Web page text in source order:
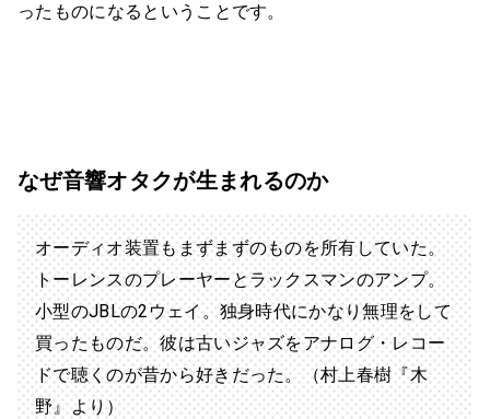
ったものになるということです。
なぜ音響オタクが生まれるのか
オーディオ装置もまずまずのものを所有していた。
トーレンスのプレーヤーとラックスマンのアンプ。
小型のJBLの2ウェイ。独身時代にかなり無理をして
買ったものだ。彼は古いジャズをアナログ・レコー
ドで聴くのが昔から好きだった。（村上春樹『木
野』より）